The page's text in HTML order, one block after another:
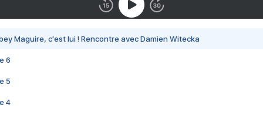
Maguire, c'est lui ! Rencontre avec Damien Witecka
6
5
4